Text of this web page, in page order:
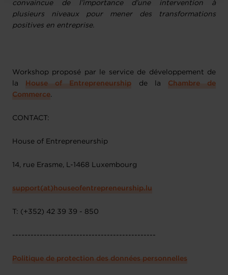
convaincue de l’importance d’une intervention à
plusieurs niveaux pour mener des transformations
positives en entreprise.
Workshop proposé par le service de développement de
la
House of Entrepreneurship de la Chambre de
Commerce.
CONTACT:
House of Entrepreneurship
14, rue Erasme, L-1468 Luxembourg
support(at)houseofentrepreneurship.lu
T: (+352) 42 39 39 - 850
-----------------------------------------------
Politique de protection des données personnelles